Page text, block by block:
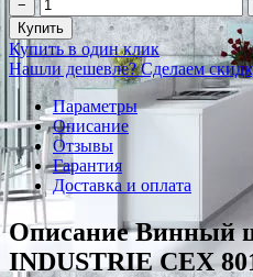
−
Купить
Купить в один клик
Нашли дешевле? Сделаем
Параметры
Описание
Отзывы
Гарантия
Доставка и оплата
Описание Винный
INDUSTRIE CEX